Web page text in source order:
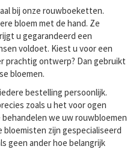
bij onze rouwboeketten.
bloem met de hand. Ze
u gegarandeerd een
voldoet. Kiest u voor een
prachtig ontwerp? Dan gebruikt
bloemen.
bestelling persoonlijk.
zoals u het voor ogen
we uw rouwbloemen
bloemisten zijn gespecialiseerd
geen ander hoe belangrijk